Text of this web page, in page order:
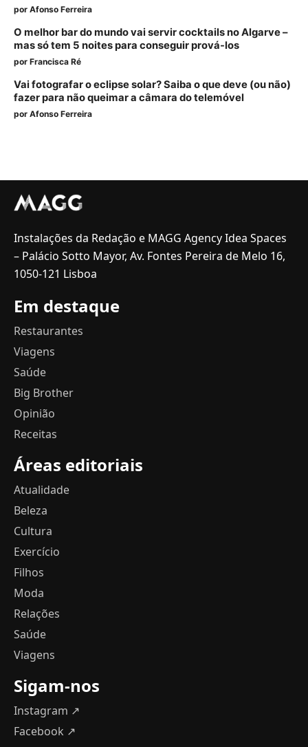
por Afonso Ferreira
O melhor bar do mundo vai servir cocktails no Algarve –
mas só tem 5 noites para conseguir prová-los
por Francisca Ré
Vai fotografar o eclipse solar? Saiba o que deve (ou não)
fazer para não queimar a câmara do telemóvel
por Afonso Ferreira
Instalações da Redação e MAGG Agency Idea Spaces
– Palácio Sotto Mayor, Av. Fontes Pereira de Melo 16,
1050-121 Lisboa
Em destaque
Restaurantes
Viagens
Saúde
Big Brother
Opinião
Receitas
Áreas editoriais
Atualidade
Beleza
Cultura
Exercício
Filhos
Moda
Relações
Saúde
Viagens
Sigam-nos
Instagram ↗
Facebook ↗